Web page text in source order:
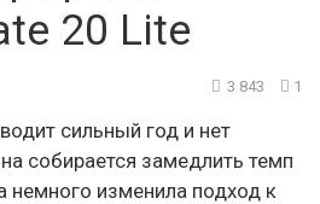
20 Lite
3 843 1
сильный год и нет
собирается замедлить темп
немного изменила подход к